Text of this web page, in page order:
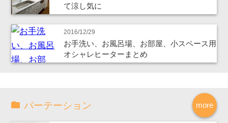
て涼し気に
2016/12/29
お手洗い、お風呂場、お部屋、小スペース用
オシャレヒーターまとめ
more
パーテーション